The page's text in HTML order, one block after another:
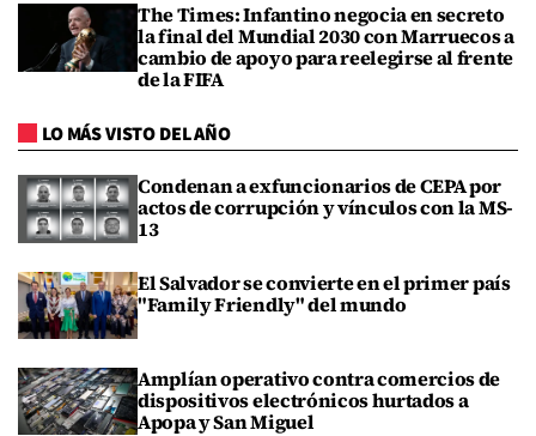
The Times: Infantino negocia en secreto
la final del Mundial 2030 con Marruecos a
cambio de apoyo para reelegirse al frente
de la FIFA
LO MÁS VISTO DEL AÑO
Condenan a exfuncionarios de CEPA por
actos de corrupción y vínculos con la MS-
13
El Salvador se convierte en el primer país
"Family Friendly" del mundo
Amplían operativo contra comercios de
dispositivos electrónicos hurtados a
Apopa y San Miguel